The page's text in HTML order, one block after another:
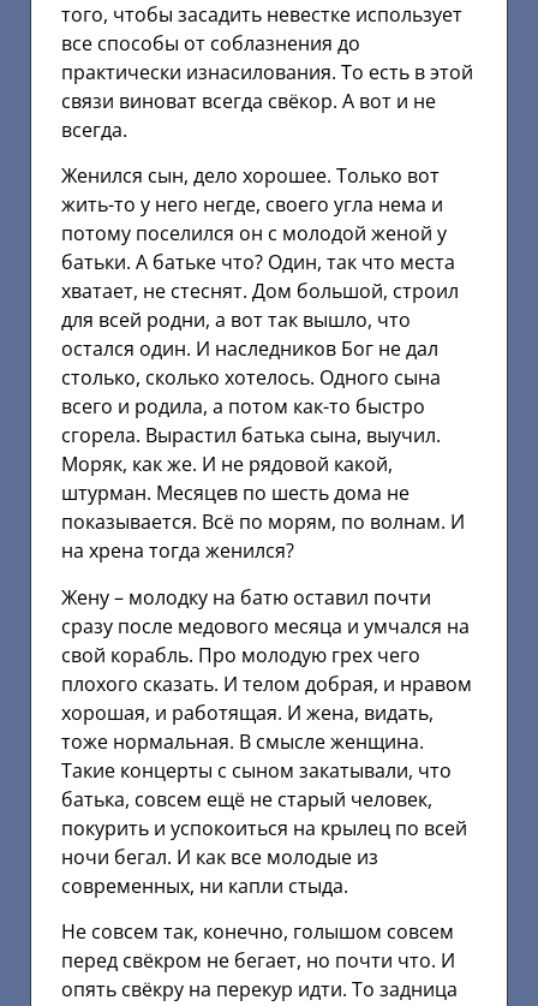
того, чтобы засадить невестке использует
все способы от соблазнения до
практически изнасилования. То есть в этой
связи виноват всегда свёкор. А вот и не
всегда.
Женился сын, дело хорошее. Только вот
жить-то у него негде, своего угла нема и
потому поселился он с молодой женой у
батьки. А батьке что? Один, так что места
хватает, не стеснят. Дом большой, строил
для всей родни, а вот так вышло, что
остался один. И наследников Бог не дал
столько, сколько хотелось. Одного сына
всего и родила, а потом как-то быстро
сгорела. Вырастил батька сына, выучил.
Моряк, как же. И не рядовой какой,
штурман. Месяцев по шесть дома не
показывается. Всё по морям, по волнам. И
на хрена тогда женился?
Жену – молодку на батю оставил почти
сразу после медового месяца и умчался на
свой корабль. Про молодую грех чего
плохого сказать. И телом добрая, и нравом
хорошая, и работящая. И жена, видать,
тоже нормальная. В смысле женщина.
Такие концерты с сыном закатывали, что
батька, совсем ещё не старый человек,
покурить и успокоиться на крылец по всей
ночи бегал. И как все молодые из
современных, ни капли стыда.
Не совсем так, конечно, голышом совсем
перед свёкром не бегает, но почти что. И
опять свёкру на перекур идти. То задница